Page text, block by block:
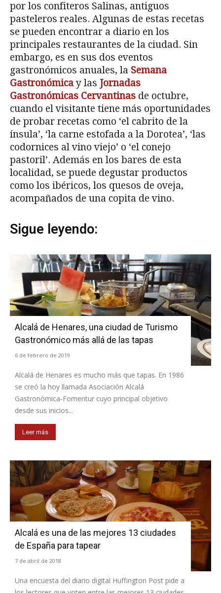
por los confiteros Salinas, antiguos
pasteleros reales. Algunas de estas recetas
se pueden encontrar a diario en los
principales restaurantes de la ciudad. Sin
embargo, es en sus dos eventos
gastronómicos anuales, la Semana
Gastronómicay las Jornadas
Gastronómicas Cervantinas de octubre,
cuando el visitante tiene más oportunidades
de probar recetas como ‘el cabrito de la
ínsula’, ‘la carne estofada a la Dorotea’, ‘las
codornices al vino viejo’ o ‘el conejo
pastoril’. Además en los bares de esta
localidad, se puede degustar productos
como los ibéricos, los quesos de oveja,
acompañados de una copita de vino.
Sigue leyendo:
Alcalá de Henares, una ciudad de Turismo
Gastronómico más allá de las tapas
6 de febrero de 2019
Alcalá de Henares es mucho más que tapas. En 1986
se creó la hoy llamada Asociación Alcalá
Gastronómica-Fomentur cuyo principal objetivo
desde sus inicios...
Leer más
Alcalá es una de las mejores 13 ciudades
de España para tapear
7 de abril de 2018
Una encuesta del diario digital Huffington Post pide a